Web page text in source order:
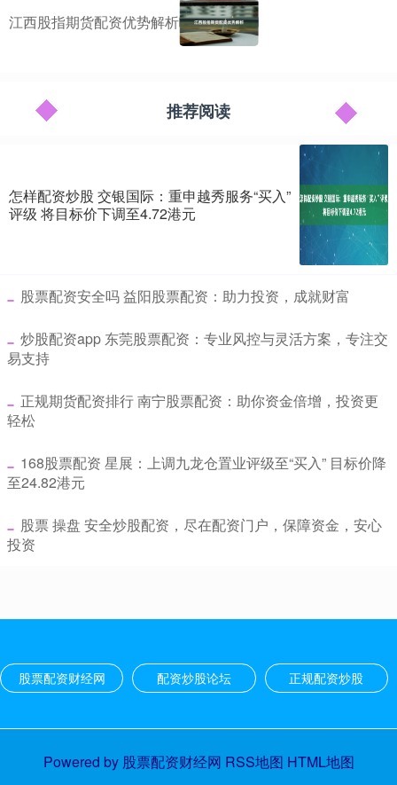
江西股指期货配资优势解析
推荐阅读
怎样配资炒股 交银国际：重申越秀服务“买入”
评级 将目标价下调至4.72港元
​股票配资安全吗 益阳股票配资：助力投资，成就财富
​炒股配资app 东莞股票配资：专业风控与灵活方案，专注交
易支持
​正规期货配资排行 南宁股票配资：助你资金倍增，投资更
轻松
​168股票配资 星展：上调九龙仓置业评级至“买入” 目标价降
至24.82港元
​股票 操盘 安全炒股配资，尽在配资门户，保障资金，安心
投资
股票配资财经网 配资炒股论坛 正规配资炒股
Powered by 股票配资财经网 RSS地图 HTML地图